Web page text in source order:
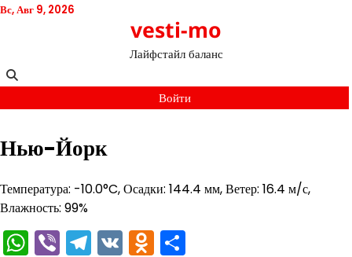
Перейти
Вс, Авг 9, 2026
vesti-mo
Лайфстайл баланс
Войти
Нью-Йорк
Температура: -10.0°C, Осадки: 144.4 мм, Ветер: 16.4 м/с,
Влажность: 99%
WhatsApp
ViberTelegram
VKOdnoklassniki